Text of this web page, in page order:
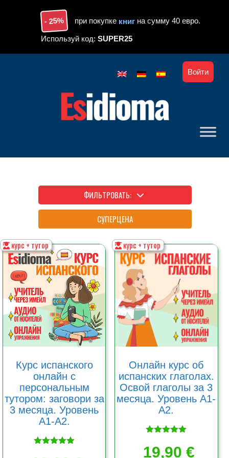
- 25% при покупке книг на сумму 40 евро.
Используй код: SUPER25
Войти
ФИЛЬТРОВАТЬ:
СУПЕРЦЕНА
курс + тутор
Курс испанского
онлайн с
персональным
тутором: заговори за
3 месяца. Уровень
А1-А2.
курс + тутор
Онлайн курс об
испанских глаголах.
Освой глаголы за 3
месяца. Уровень А1-
А2.
5.00
из 5
19,90 €